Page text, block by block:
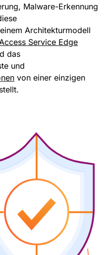
Malware-Erkennung
Architekturmodell
Service Edge
das
und
von einer einzigen